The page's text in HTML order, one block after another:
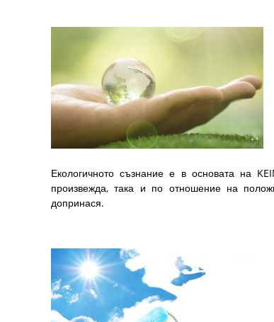
Екологичното съзнание е в основата на
произвежда, така и по отношение на
допринася.